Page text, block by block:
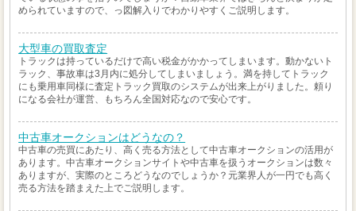
められていますので、っ図解入りでわかりやすくご説明します。
大型車の買取査定
トラックは持っているだけで高い税金がかかってしまいます。動かないト
ラック、事故車は3月内に処分してしまいましょう。満を持してトラック
にも乗用車同様に査定トラック買取のシステムが出来上がりました。頼り
になる会社が運営、もちろん全国対応なので安心です。
中古車オークションはどうなの？
中古車の売買にあたり、高く売る方法として中古車オークションの活用が
あります。中古車オークションサイトや中古車を扱うオークションは数々
ありますが、実際のところどうなのでしょうか？元業界人が一円でも高く
売る方法を踏まえた上でご説明します。